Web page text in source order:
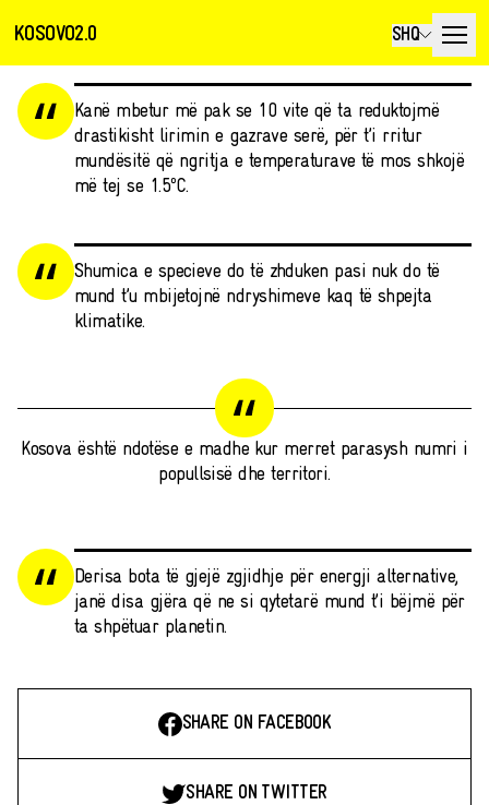
KOSOVO2.0 SHQ
Kanë mbetur më pak se 10 vite që ta reduktojmë
drastikisht lirimin e gazrave serë, për t’i rritur
mundësitë që ngritja e temperaturave të mos shkojë
më tej se 1.5ºC.
Shumica e specieve do të zhduken pasi nuk do të
mund t’u mbijetojnë ndryshimeve kaq të shpejta
klimatike.
Kosova është ndotëse e madhe kur merret parasysh numri i
popullsisë dhe territori.
Derisa bota të gjejë zgjidhje për energji alternative,
janë disa gjëra që ne si qytetarë mund t’i bëjmë për
ta shpëtuar planetin.
SHARE ON FACEBOOK
SHARE ON TWITTER